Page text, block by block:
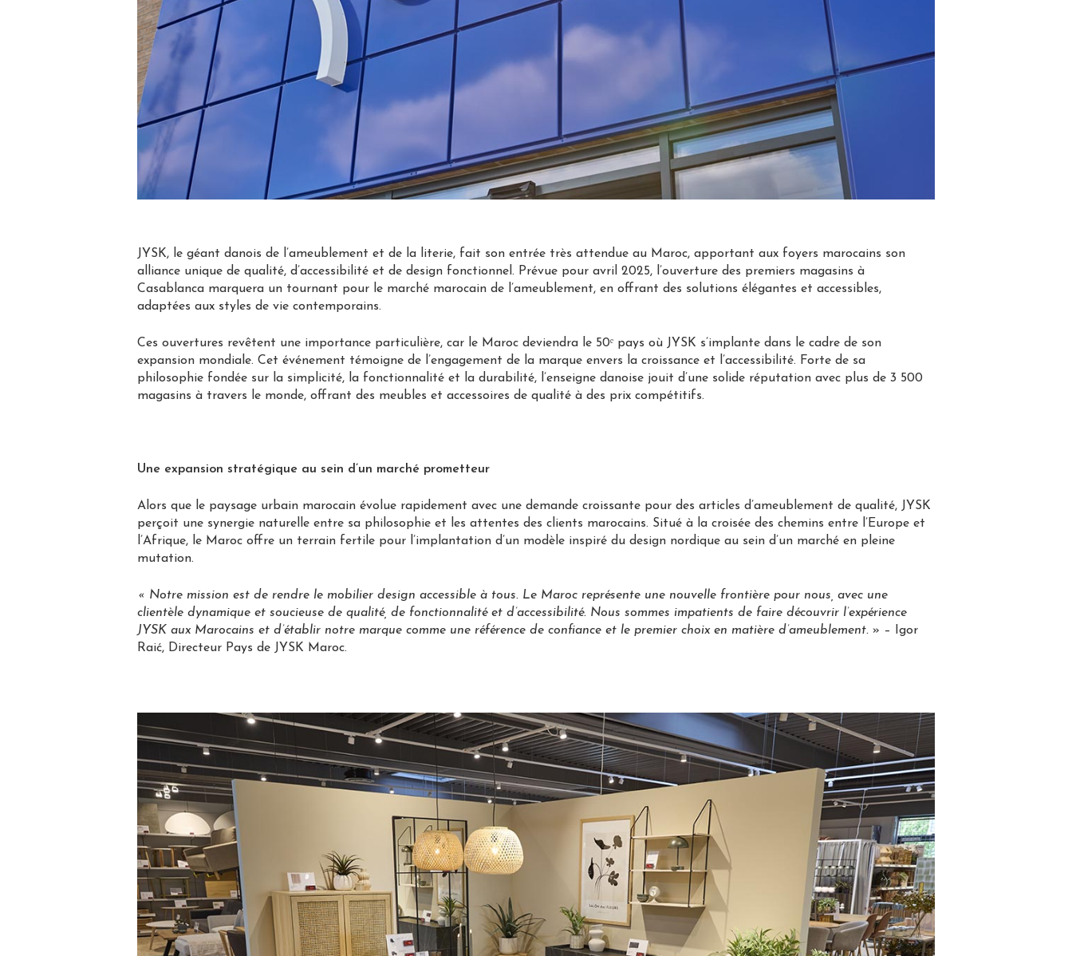
JYSK, le géant danois de l’ameublement et de la literie, fait son entrée très attendue au Maroc, apportant aux foyers marocains son
alliance unique de qualité, d’accessibilité et de design fonctionnel. Prévue pour avril 2025, l’ouverture des premiers magasins à
Casablanca marquera un tournant pour le marché marocain de l’ameublement, en offrant des solutions élégantes et accessibles,
adaptées aux styles de vie contemporains.
Ces ouvertures revêtent une importance particulière, car le Maroc deviendra le 50ᵉ pays où JYSK s’implante dans le cadre de son
expansion mondiale. Cet événement témoigne de l’engagement de la marque envers la croissance et l’accessibilité. Forte de sa
philosophie fondée sur la simplicité, la fonctionnalité et la durabilité, l’enseigne danoise jouit d’une solide réputation avec plus de 3 500
magasins à travers le monde, offrant des meubles et accessoires de qualité à des prix compétitifs.
Une expansion stratégique au sein d’un marché prometteur
Alors que le paysage urbain marocain évolue rapidement avec une demande croissante pour des articles d’ameublement de qualité, JYSK
perçoit une synergie naturelle entre sa philosophie et les attentes des clients marocains. Situé à la croisée des chemins entre l’Europe et
l’Afrique, le Maroc offre un terrain fertile pour l’implantation d’un modèle inspiré du design nordique au sein d’un marché en pleine
mutation.
« Notre mission est de rendre le mobilier design accessible à tous. Le Maroc représente une nouvelle frontière pour nous, avec une
clientèle dynamique et soucieuse de qualité, de fonctionnalité et d’accessibilité. Nous sommes impatients de faire découvrir l’expérience
JYSK aux Marocains et d’établir notre marque comme une référence de confiance et le premier choix en matière d’ameublement. » – Igor
Raić, Directeur Pays de JYSK Maroc.